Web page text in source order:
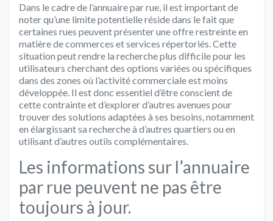
Dans le cadre de l’annuaire par rue, il est important de
noter qu’une limite potentielle réside dans le fait que
certaines rues peuvent présenter une offre restreinte en
matière de commerces et services répertoriés. Cette
situation peut rendre la recherche plus difficile pour les
utilisateurs cherchant des options variées ou spécifiques
dans des zones où l’activité commerciale est moins
développée. Il est donc essentiel d’être conscient de
cette contrainte et d’explorer d’autres avenues pour
trouver des solutions adaptées à ses besoins, notamment
en élargissant sa recherche à d’autres quartiers ou en
utilisant d’autres outils complémentaires.
Les informations sur l’annuaire
par rue peuvent ne pas être
toujours à jour.